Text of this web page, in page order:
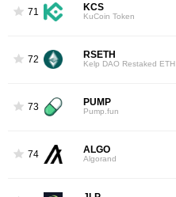
71 KCS
KuCoin Token
72 RSETH
Kelp DAO Restaked ETH
73 PUMP
Pump.fun
74 ALGO
Algorand